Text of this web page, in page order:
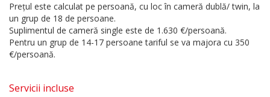
Prețul este calculat pe persoană, cu loc în cameră dublă/ twin, la
un grup de 18 de persoane.
Suplimentul de cameră single este de 1.630 €/persoană.
Pentru un grup de 14-17 persoane tariful se va majora cu 350
€/persoană.
Servicii incluse